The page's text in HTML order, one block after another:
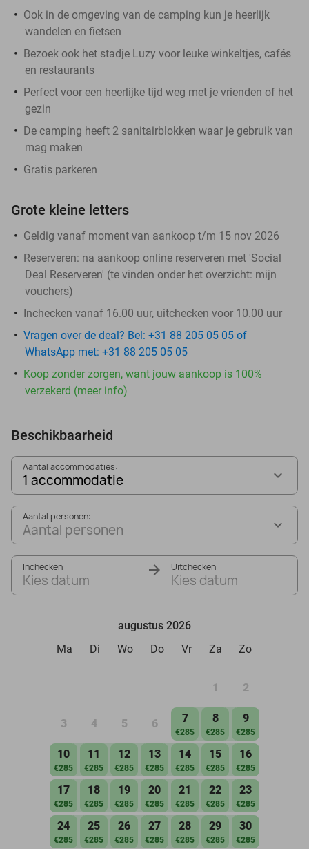
Ook in de omgeving van de camping kun je heerlijk
wandelen en fietsen
Bezoek ook het stadje Luzy voor leuke winkeltjes, cafés
en restaurants
Perfect voor een heerlijke tijd weg met je vrienden of het
gezin
De camping heeft 2 sanitairblokken waar je gebruik van
mag maken
Gratis parkeren
Grote kleine letters
Geldig vanaf moment van aankoop t/m 15 nov 2026
Reserveren: na aankoop online reserveren met 'Social
Deal Reserveren' (te vinden onder het overzicht: mijn
vouchers)
Inchecken vanaf 16.00 uur, uitchecken voor 10.00 uur
Vragen over de deal? Bel: +31 88 205 05 05 of
WhatsApp met: +31 88 205 05 05
Koop zonder zorgen, want jouw aankoop is 100%
verzekerd (meer info)
Beschikbaarheid
Aantal accommodaties:
1 accommodatie
Aantal personen:
Aantal personen
Inchecken
Kies datum
Uitchecken
Kies datum
augustus 2026
Ma
Di Wo Do Vr Za Zo
1 2
3 4 5 6 7
€285
8
€285
9
€285
10
€285
11
€285
12
€285
13
€285
14
€285
15
€285
16
€285
17
€285
18
€285
19
€285
20
€285
21
€285
22
€285
23
€285
24
€285
25
€285
26
€285
27
€285
28
€285
29
€285
30
€285